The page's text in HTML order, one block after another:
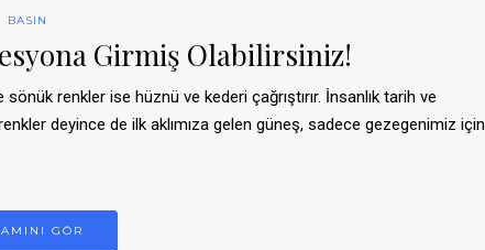
BASIN
Girmiş Olabilirsiniz!
sönük renkler ise hüznü ve kederi çağrıştırır. İnsanlık tarih ve
deyince de ilk aklımıza gelen güneş, sadece gezegenimiz için
GÖR